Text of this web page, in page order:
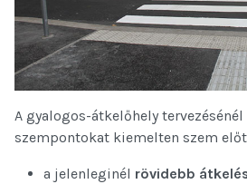
A gyalogos-átkelőhely tervezésénél
szempontokat kiemelten szem
a jelenleginél rövidebb